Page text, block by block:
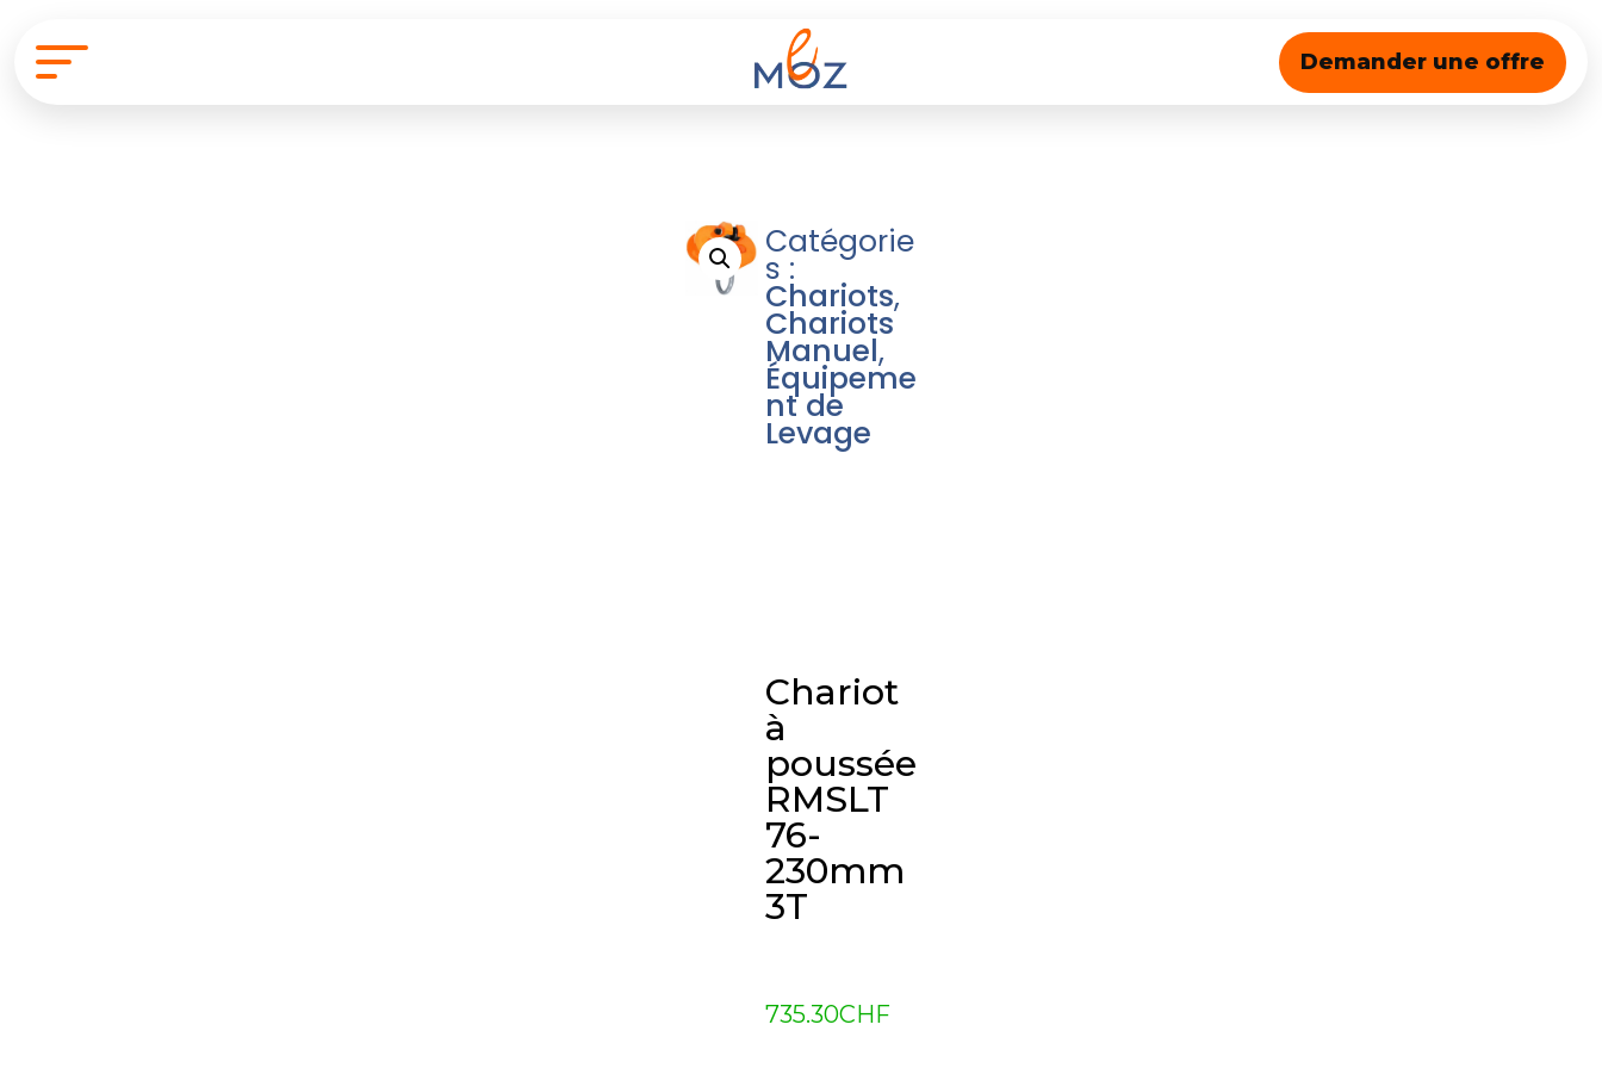
Demander une offre
Catégorie
s :
Chariots,
Chariots
Manuel,
Équipeme
nt de
Levage
Chariot
à
poussée
RMSLT
76-
230mm
3T
735.30CHF